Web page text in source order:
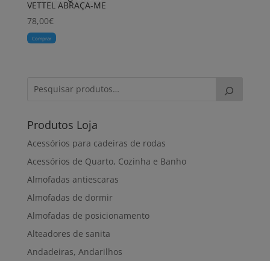
VETTEL ABRAÇA-ME
78,00€
Comprar
Produtos Loja
Acessórios para cadeiras de rodas
Acessórios de Quarto, Cozinha e Banho
Almofadas antiescaras
Almofadas de dormir
Almofadas de posicionamento
Alteadores de sanita
Andadeiras, Andarilhos